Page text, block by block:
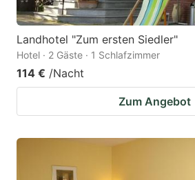
Landhotel "Zum ersten Siedler"
Hotel · 2 Gäste · 1 Schlafzimmer
114 € /Nacht
Zum Angebot